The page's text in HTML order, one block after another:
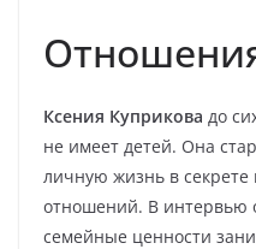
Ксения Куприкова до
не имеет детей. Она
личную жизнь в секрете
отношений. В интервью
семейные ценности